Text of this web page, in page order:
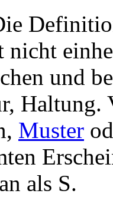
nicht
und
Haltung.
Muster
als S.